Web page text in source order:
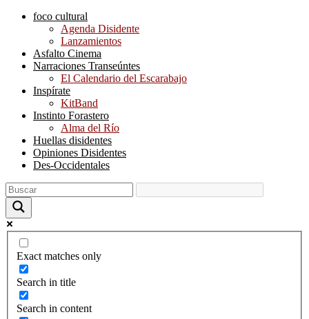
foco cultural
Agenda Disidente
Lanzamientos
Asfalto Cinema
Narraciones Transeúntes
El Calendario del Escarabajo
Inspírate
KitBand
Instinto Forastero
Alma del Río
Huellas disidentes
Opiniones Disidentes
Des-Occidentales
Exact matches only
Search in title
Search in content